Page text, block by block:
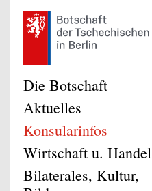
Die Botschaft
Aktuelles
Konsularinfos
Wirtschaft u. Handel
Bilaterales, Kultur,